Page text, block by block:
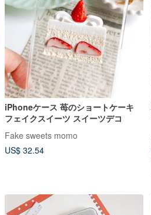
iPhoneケース 苺のショートケーキ
フェイクスイーツ スイーツデコ
Fake sweets momo
US$ 32.54